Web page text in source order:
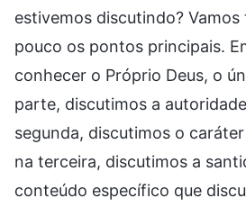
estivemos discutindo?
pouco os pontos principais.
conhecer o Próprio Deus, o
parte, discutimos a
segunda, discutimos o
na terceira, discutimos a
conteúdo específico que